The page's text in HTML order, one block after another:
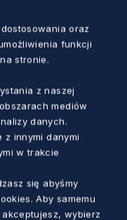
roku?
3 lata temu
oraz
funkcji
stronie.
z naszej
mediów
danych.
z innymi danymi
w trakcie
się abyśmy
Aby samemu
wybierz